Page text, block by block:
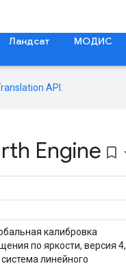
Ландсат МОДИС
API
Engine bookmark_border
калибровка
по яркости, версия 4,
линейного